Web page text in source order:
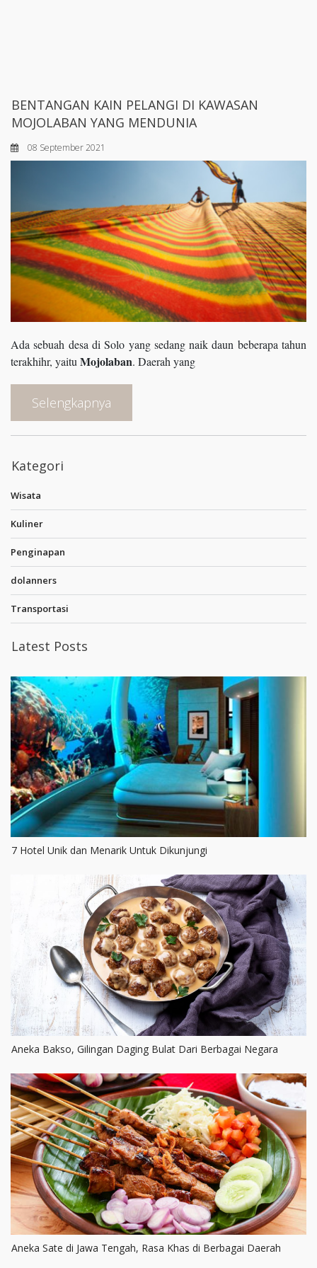
BENTANGAN KAIN PELANGI DI KAWASAN
MOJOLABAN YANG MENDUNIA
08 September 2021
Ada sebuah desa di Solo yang sedang naik daun beberapa tahun
terakhihr, yaitu Mojolaban. Daerah yang
Selengkapnya
Kategori
Wisata
Kuliner
Penginapan
dolanners
Transportasi
Latest Posts
7 Hotel Unik dan Menarik Untuk Dikunjungi
Aneka Bakso, Gilingan Daging Bulat Dari Berbagai Negara
Aneka Sate di Jawa Tengah, Rasa Khas di Berbagai Daerah